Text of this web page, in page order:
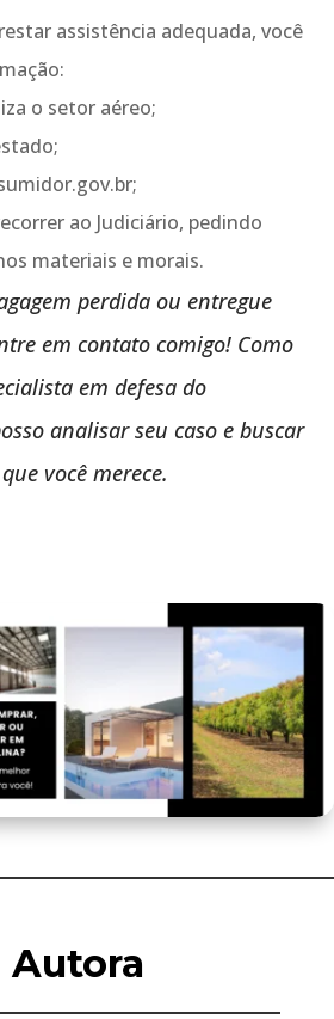
assistência adequada, você
o setor aéreo;
ao Judiciário, pedindo
materiais e morais.
perdida ou entregue
em contato comigo! Como
em defesa do
analisar seu caso e buscar
você merece.
Autora